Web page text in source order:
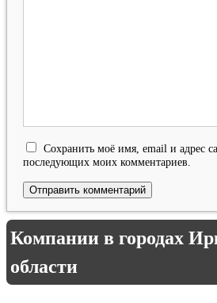
Сохранить моё имя, email и адрес
последующих моих комментариев.
Компании в городах
области